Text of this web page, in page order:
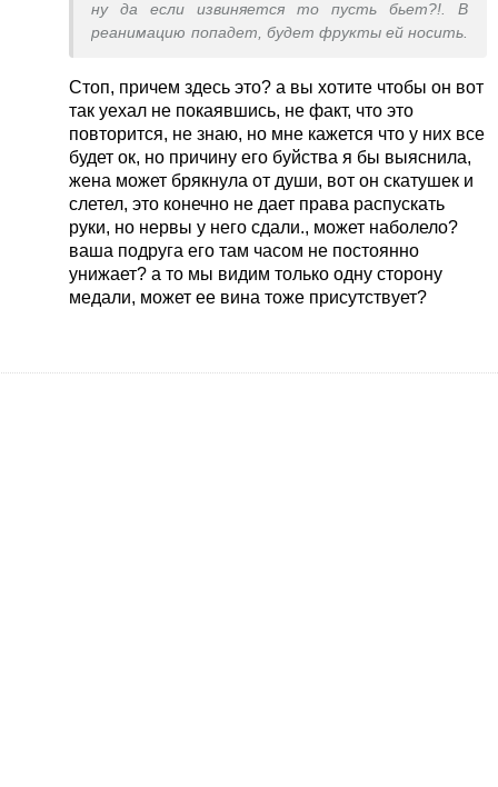
ну да если извиняется то пусть бьет?!. В
реанимацию попадет, будет фрукты ей носить.
Стоп, причем здесь это? а вы хотите чтобы он вот
так уехал не покаявшись, не факт, что это
повторится, не знаю, но мне кажется что у них все
будет ок, но причину его буйства я бы выяснила,
жена может брякнула от души, вот он скатушек и
слетел, это конечно не дает права распускать
руки, но нервы у него сдали., может наболело?
ваша подруга его там часом не постоянно
унижает? а то мы видим только одну сторону
медали, может ее вина тоже присутствует?